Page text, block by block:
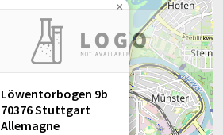
Löwentorbogen 9b
70376 Stuttgart
Allemagne
×